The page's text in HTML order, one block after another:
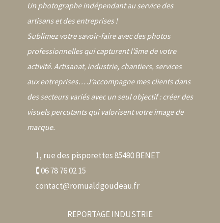
Un photographe indépendant au service des
artisans et des entreprises !
Sublimez votre savoir-faire avec des photos
professionnelles qui capturent l’âme de votre
activité. Artisanat, industrie, chantiers, services
aux entreprises… J’accompagne mes clients dans
des secteurs variés avec un seul objectif : créer des
visuels percutants qui valorisent votre image de
marque.
1, rue des pisporettes 85490 BENET
🕻 06 78 76 02 15
contact@romualdgoudeau.fr
REPORTAGE INDUSTRIE